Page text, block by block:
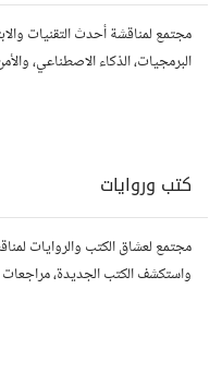
مجتمع لمناقشة أحدث التقنيات
البرمجيات، الذكاء الاصطناعي،
كتب وروايات
مجتمع لعشاق الكتب والروايات
واستكشف الكتب الجديدة، مراجعات